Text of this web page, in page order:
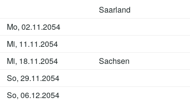
Saarland
Mo, 02.11.2054
Mi, 11.11.2054
Mi, 18.11.2054 Sachsen
So, 29.11.2054
So, 06.12.2054